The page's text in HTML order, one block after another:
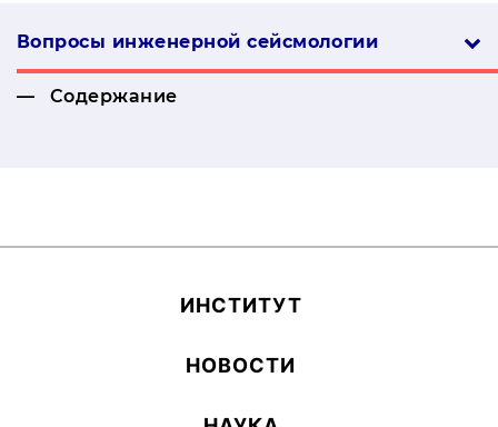
Вопросы инженерной сей­смо­логии
Содержание
ИН­СТИ­ТУТ
НОВОСТИ